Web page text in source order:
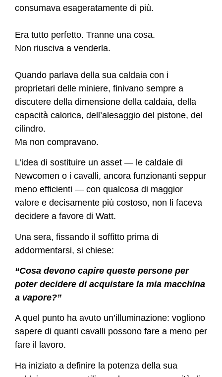
consumava esageratamente di più.
Era tutto perfetto. Tranne una cosa.
Non riusciva a venderla.
Quando parlava della sua caldaia con i
proprietari delle miniere, finivano sempre a
discutere della dimensione della caldaia, della
capacità calorica, dell’alesaggio del pistone, del
cilindro.
Ma non compravano.
L’idea di sostituire un asset — le caldaie di
Newcomen o i cavalli, ancora funzionanti seppur
meno efficienti — con qualcosa di maggior
valore e decisamente più costoso, non li faceva
decidere a favore di Watt.
Una sera, fissando il soffitto prima di
addormentarsi, si chiese:
“Cosa devono capire queste persone per
poter decidere di acquistare la mia macchina
a vapore?”
A quel punto ha avuto un’illuminazione: vogliono
sapere di quanti cavalli possono fare a meno per
fare il lavoro.
Ha iniziato a definire la potenza della sua